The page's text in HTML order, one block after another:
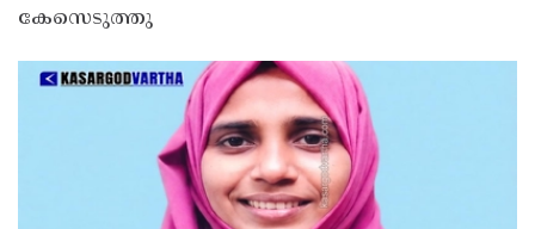
കേസെടുത്തു